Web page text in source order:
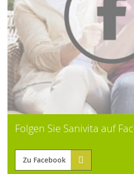
Folgen Sie Sanivita auf
Zu Facebook